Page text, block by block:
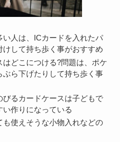
人は、ICカードを入れたパ
して持ち歩く事がおすすめ
はどこにつける?問題は、ポケ
ぶら下げたりして持ち歩く事
るカードケースは子どもで
い作りになっている
使えそうな小物入れなどの